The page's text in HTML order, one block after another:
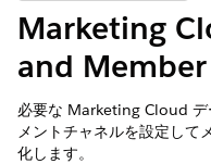
Marketing
and
必要な Marketing Cloud デ
メントチャネルを設定して
化します。